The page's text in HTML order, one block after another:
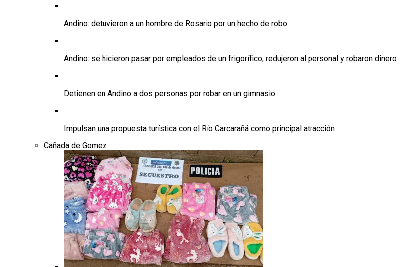
Andino: detuvieron a un hombre de Rosario por un hecho de robo
Andino: se hicieron pasar por empleados de un frigorífico, redujeron al personal y robaron dinero
Detienen en Andino a dos personas por robar en un gimnasio
Impulsan una propuesta turística con el Río Carcarañá como principal atracción
Cañada de Gomez